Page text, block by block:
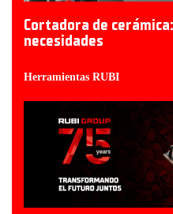
Cortadora de
necesidades
Herramientas RUBI